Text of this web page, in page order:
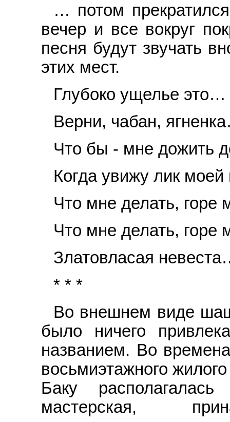
… потом
вечер и все вокруг
песня будут звучать
этих мест.
Глубоко ущелье это…
Верни, чабан,
Что бы - мне дожить
Когда увижу лик
Что мне делать, горе
Что мне делать, горе
Златовласая
* * *
Во внешнем виде
было ничего
названием. Во
восьмиэтажного
Баку
мастерская,